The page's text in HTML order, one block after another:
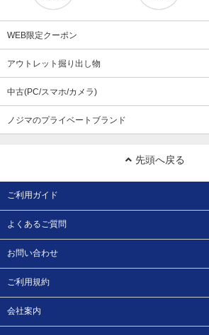
WEB限定クーポン
アウトレット掘り出し物
中古(PC/スマホ/カメラ)
ノジマのプライベートブランド
先頭へ戻る
ご利用ガイド
よくあるご質問
お問い合わせ
ご利用規約
会社案内